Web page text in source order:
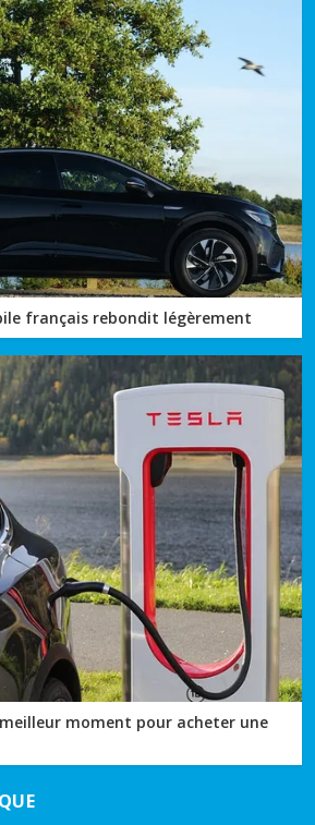
français rebondit légèrement
moment pour acheter une